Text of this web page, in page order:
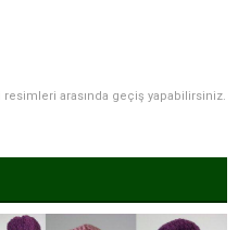
resimleri arasında geçiş yapabilirsiniz.